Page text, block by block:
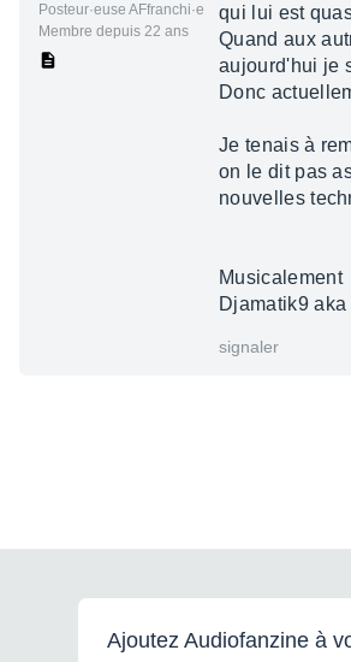
Posteur·euse AFfranchi·e
Membre depuis 22 ans
qui lui est
Quand aux
aujourd'hui je
Donc
Je tenais à
on le dit pas
nouvelles
Musicalement
Djamatik9
signaler
Ajoutez Audiofanzine à